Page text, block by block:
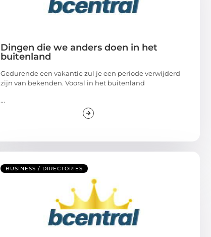
Dingen die we anders doen in het
buitenland
Gedurende een vakantie zul je een periode verwijderd
zijn van bekenden. Vooral in het buitenland
...
BUSINESS / DIRECTORIES